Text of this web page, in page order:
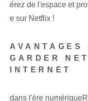
érez de l'espace et
e sur Netflix !
GARDER
INTERNET
dans l'ère numérique